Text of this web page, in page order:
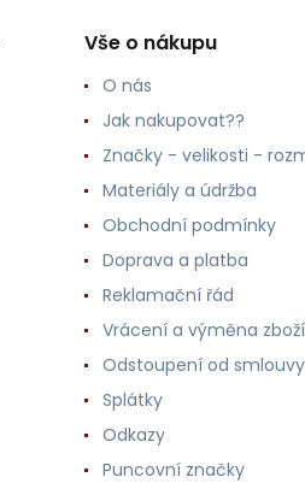
Vše o nákupu
O nás
Jak nakupovat??
Značky - velikosti -
Materiály a údržba
Obchodní podmínky
Doprava a platba
Reklamační řád
Vrácení a výměna zboží
Odstoupení od smlouvy
Splátky
Odkazy
Puncovní značky